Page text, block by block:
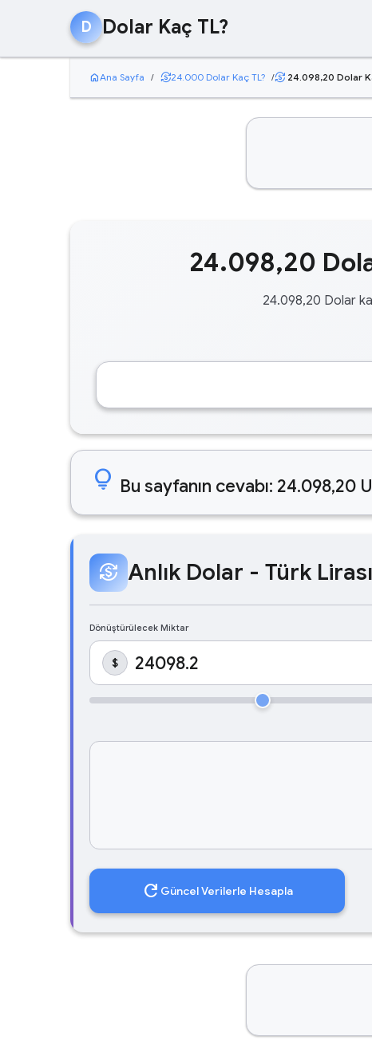
D Dolar Kaç TL?
homeAna Sayfa / currency_exchange24.000 Dolar Kaç TL? /currency_exchange 24.098,20 Dolar
24.098,20
24.098,20 Dolar
lightbulb Bu sayfanın cevabı: 24.098,20
currency_exchange Anlık Dolar - Türk
Dönüştürülecek Miktar
$
refresh Güncel Verilerle Hesapla